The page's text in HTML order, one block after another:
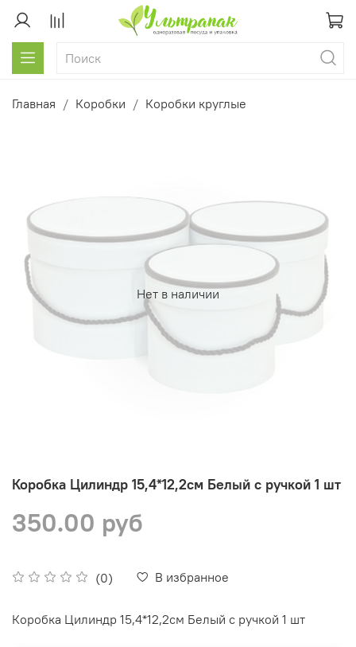
Главная Коробки Коробки круглые
Нет в наличии
Коробка Цилиндр 15,4*12,2см Белый с ручкой 1 шт
(0) В избранное
350.00 руб
Коробка Цилиндр 15,4*12,2см Белый с ручкой 1 шт